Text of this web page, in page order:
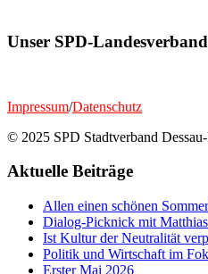
Unser SPD-Landesverband
Impressum/Datenschutz
© 2025 SPD Stadtverband
Aktuelle Beiträge
Allen einen schönen
Dialog-Picknick mit
Ist Kultur der Neutralität
Politik und Wirtschaft im
Erster Mai 2026